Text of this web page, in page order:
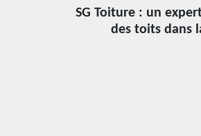
SG Toiture : un
des toits dans